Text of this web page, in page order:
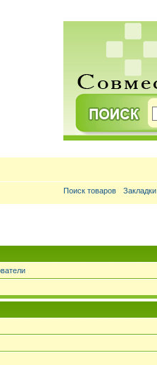
Поиск товаров Закладки